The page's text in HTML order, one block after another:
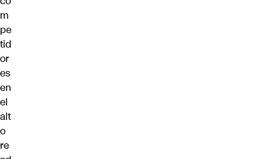
m
pe
tid
or
es
en
el
alt
o
re